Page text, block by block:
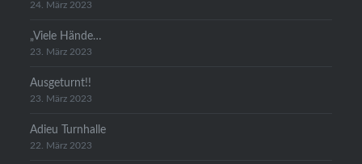
24. März 2023
„Viele Hände…
23. März 2023
Ausgeturnt!!
23. März 2023
Adieu Turnhalle
22. März 2023